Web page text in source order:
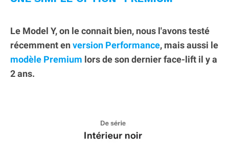
Le Model Y, on le connait bien, nous l'avons testé
récemment en version Performance, mais aussi le
modèle Premium lors de son dernier face-lift il y a
2 ans.